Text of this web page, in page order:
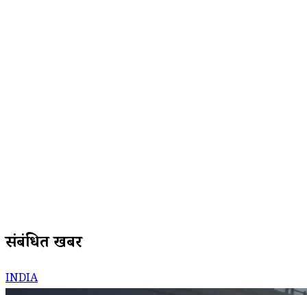
संबंधित खबरें
INDIA